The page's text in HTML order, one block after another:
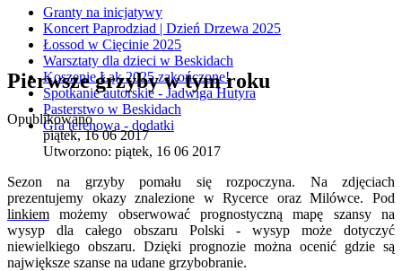
Granty na inicjatywy
Koncert Paprodziad | Dzień Drzewa 2025
Łossod w Cięcinie 2025
Warsztaty dla dzieci w Beskidach
Koszenie Łąk 2025 zakończone!
Spotkanie autorskie - Jadwiga Hutyra
Pasterstwo w Beskidach
Gra terenowa - dodatki
Pierwsze grzyby w tym roku
Opublikowano
piątek, 16 06 2017
Utworzono: piątek, 16 06 2017
Sezon na grzyby pomału się rozpoczyna. Na zdjęciach
prezentujemy okazy znalezione w Rycerce oraz Milówce. Pod
linkiem
możemy obserwować prognostyczną mapę szansy na
wysyp dla całego obszaru Polski - wysyp może dotyczyć
niewielkiego obszaru. Dzięki prognozie można ocenić gdzie są
największe szanse na udane grzybobranie.